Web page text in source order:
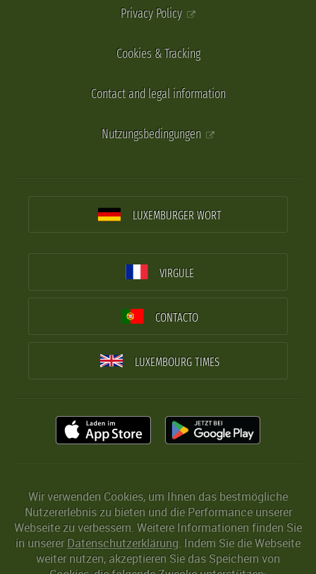
Privacy Policy
Cookies & Tracking
Contact and legal information
Nutzungsbedingungen
LUXEMBURGER WORT
VIRGULE
CONTACTO
LUXEMBOURG TIMES
Wir verwenden Cookies, um Ihnen das bestmögliche
Nutzererlebnis zu bieten und die Performance unserer
Webseite zu verbessern. Weitere Informationen finden Sie
in unserer Datenschutzerklärung. Indem Sie die Webseite
weiter nutzen, akzeptieren Sie das Speichern von